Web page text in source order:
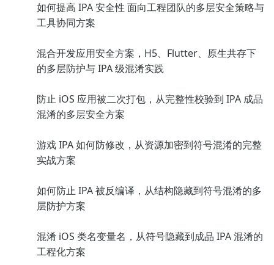
如何提高 IPA 安全性 面向工程团队的多层安全策略与
工具协同方案
混合开发应用安全方案，H5、Flutter、原生共存下
的多层防护与 IPA 级混淆实践
防止 iOS 应用被二次打包，从完整性校验到 IPA 成品
混淆的多层安全方案
游戏 IPA 如何防修改，从资源加密到符号混淆的完整
实战方案
如何防止 IPA 被反编译，从结构隐藏到符号混淆的多
层防护方案
混淆 iOS 类名变量名，从符号隐藏到成品 IPA 混淆的
工程化方案